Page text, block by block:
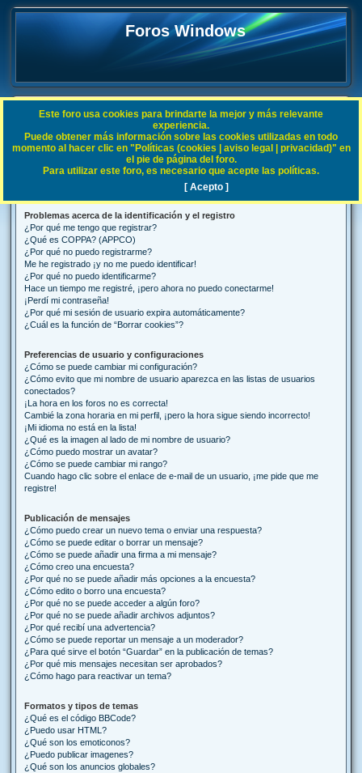
Foros Windows
FAQ
Índice general Preguntas Frecuentes
B
Preguntas Frecuentes
Problemas acerca de la identificación y el registro
¿Por qué me tengo que registrar?
¿Qué es COPPA? (APPCO)
¿Por qué no puedo registrarme?
Me he registrado ¡y no me puedo identificar!
¿Por qué no puedo identificarme?
Hace un tiempo me registré, ¡pero ahora no puedo conectarme!
¡Perdí mi contraseña!
¿Por qué mi sesión de usuario expira automáticamente?
¿Cuál es la función de “Borrar cookies”?
Preferencias de usuario y configuraciones
¿Cómo se puede cambiar mi configuración?
¿Cómo evito que mi nombre de usuario aparezca en las listas de usuarios
conectados?
¡La hora en los foros no es correcta!
Cambié la zona horaria en mi perfil, ¡pero la hora sigue siendo incorrecto!
¡Mi idioma no está en la lista!
¿Qué es la imagen al lado de mi nombre de usuario?
¿Cómo puedo mostrar un avatar?
¿Cómo se puede cambiar mi rango?
Cuando hago clic sobre el enlace de e-mail de un usuario, ¡me pide que me
registre!
Publicación de mensajes
¿Cómo puedo crear un nuevo tema o enviar una respuesta?
¿Cómo se puede editar o borrar un mensaje?
¿Cómo se puede añadir una firma a mi mensaje?
¿Cómo creo una encuesta?
¿Por qué no se puede añadir más opciones a la encuesta?
¿Cómo edito o borro una encuesta?
¿Por qué no se puede acceder a algún foro?
¿Por qué no se puede añadir archivos adjuntos?
¿Por qué recibí una advertencia?
¿Cómo se puede reportar un mensaje a un moderador?
¿Para qué sirve el botón “Guardar” en la publicación de temas?
¿Por qué mis mensajes necesitan ser aprobados?
¿Cómo hago para reactivar un tema?
Formatos y tipos de temas
¿Qué es el código BBCode?
¿Puedo usar HTML?
¿Qué son los emoticonos?
¿Puedo publicar imagenes?
¿Qué son los anuncios globales?
Este foro usa cookies para brindarte la mejor y más relevante
experiencia.
Puede obtener más información sobre las cookies utilizadas en todo
momento al hacer clic en "Políticas (cookies | aviso legal | privacidad)" en
el pie de página del foro.
Para utilizar este foro, es necesario que acepte las políticas.
[ Acepto ]